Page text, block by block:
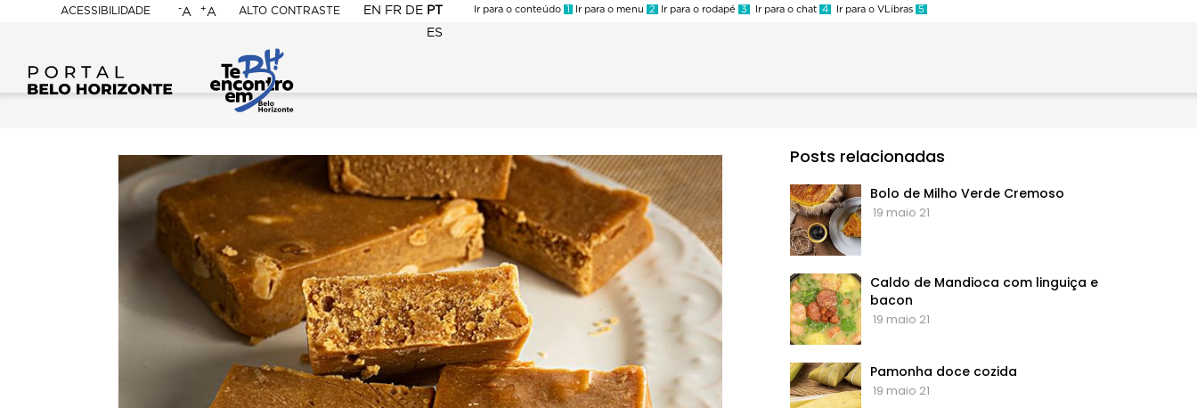
ACESSIBILIDADE
BELO
-A +A ALTO CONTRASTE EN FR DE PT
ES
Ir para o conteúdo 1 Ir para o menu 2 Ir para o rodapé 3 Ir para o chat 4 Ir para o VLibras 5
Posts relacionadas
Bolo de Milho Verde Cremoso
19 maio 21
Caldo de Mandioca com linguiça e
bacon
19 maio 21
Pamonha doce cozida
19 maio 21